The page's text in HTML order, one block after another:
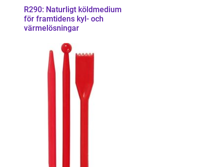
R290: Naturligt köldmedium
för framtidens kyl- och
värmelösningar